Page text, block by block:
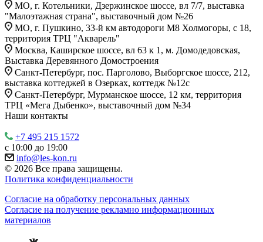
МО, г. Котельники, Дзержинское шоссе, вл 7/7, выставка
"Малоэтажная страна", выставочный дом №26
МО, г. Пушкино, 33-й км автодороги М8 Холмогоры, с 18,
территория ТРЦ "Акварель"
Москва, Каширское шоссе, вл 63 к 1, м. Домодедовская,
Выставка Деревянного Домостроения
Санкт-Петербург, пос. Парголово, Выборгское шоссе, 212,
выставка коттеджей в Озерках, коттедж №12c
Санкт-Петербург, Мурманское шоссе, 12 км, территория
ТРЦ «Мега Дыбенко», выставочный дом №34
Наши контакты
+7 495 215 1572
с 10:00 до 19:00
info@les-kon.ru
© 2026 Все права защищены.
Политика конфиденциальности
Согласие на обработку персональных данных
Согласие на получение рекламно информационных
материалов